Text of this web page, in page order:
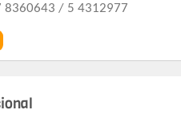
8360643 / 5 4312977